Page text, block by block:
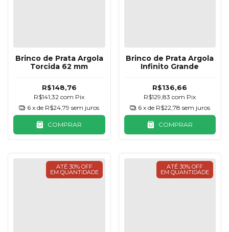
Brinco de Prata Argola
Torcida 62 mm
R$148,76
R$141,32com Pix
6 x de R$24,79 sem juros
COMPRAR
Brinco de Prata Argola
Infinito Grande
R$136,66
R$129,83com Pix
6 x de R$22,78 sem juros
COMPRAR
ATÉ 30% OFF
EM QUANTIDADE
ATÉ 30% OFF
EM QUANTIDADE